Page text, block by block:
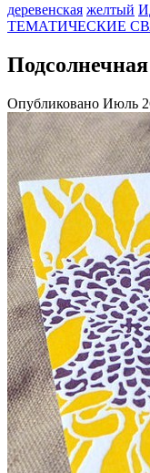
деревенская желтый
ТЕМАТИЧЕСКИЕ
Опубликовано Июль